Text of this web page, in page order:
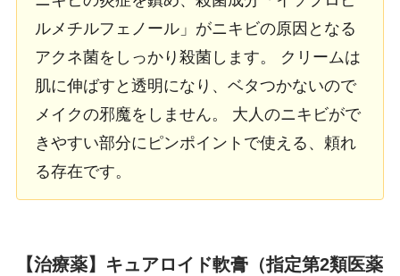
ルメチルフェノール」がニキビの原因となる
アクネ菌をしっかり殺菌します。 クリームは
肌に伸ばすと透明になり、ベタつかないので
メイクの邪魔をしません。 大人のニキビがで
きやすい部分にピンポイントで使える、頼れ
る存在です。
【治療薬】キュアロイド軟膏（指定第2類医薬